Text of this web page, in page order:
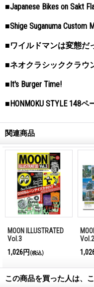
■Japanese Bikes on Sakt
■Shige Suganuma Custom
■ワイルドマンは変態だ
■ネオクラシッククラウ
■It's Burger Time!
■HONMOKU STYLE 148
関連商品
MOON ILLUSTRATED
Vol.3
1,026円 (税込)
Vol.2
この商品を買った人は、